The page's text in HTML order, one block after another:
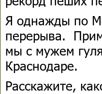
Я однажды по
перерыва.
мы с мужем
Краснодаре.
Расскажите,